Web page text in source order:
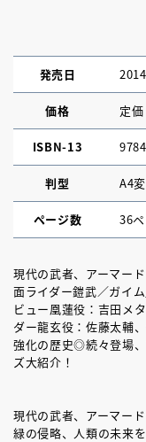
発売日
価格 定
ISBN-13
判型 A4
ページ数 36
現代の武者、アーマー
面ライダー鎧武／ガイ
ビュー凰蓮役：吉田メ
ダー龍玄役：佐藤太輔
強化の歴史◎続々登場
ズ大紹介！
現代の武者、アーマー
緑の侵略、人類の未来